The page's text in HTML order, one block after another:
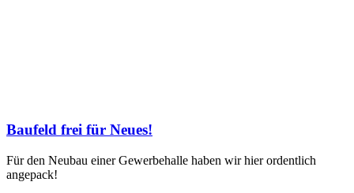
Baufeld frei für Neues!
Für den Neubau einer Gewerbehalle haben wir hier ordentlich
angepack!